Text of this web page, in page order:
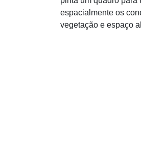
espacialmente os
vegetação e espaço